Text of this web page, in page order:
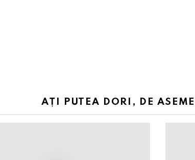
AȚI PUTEA DORI, DE